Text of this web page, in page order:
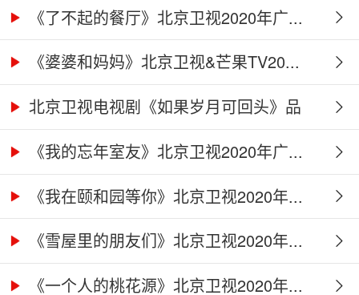
《了不起的餐厅》北京卫视2020年广...
《婆婆和妈妈》北京卫视&芒果TV20...
北京卫视电视剧《如果岁月可回头》品
牌...《我的忘年室友》北京卫视2020年广...
《我在颐和园等你》北京卫视2020年...
《雪屋里的朋友们》北京卫视2020年...
《一个人的桃花源》北京卫视2020年...